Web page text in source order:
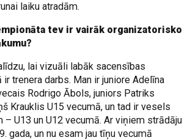
laiku atradām.
tev ir vairāk organizatorisko
lai vizuāli labāk sacensības
trenera darbs. Man ir juniore Adelīna
Rodrigo Ābols, juniors Patriks
Krauklis U15 vecumā, un tad ir vesels
– U13 un U12 vecumā. Ar viņiem strādāju
gada, un nu esam jau tīņu vecumā